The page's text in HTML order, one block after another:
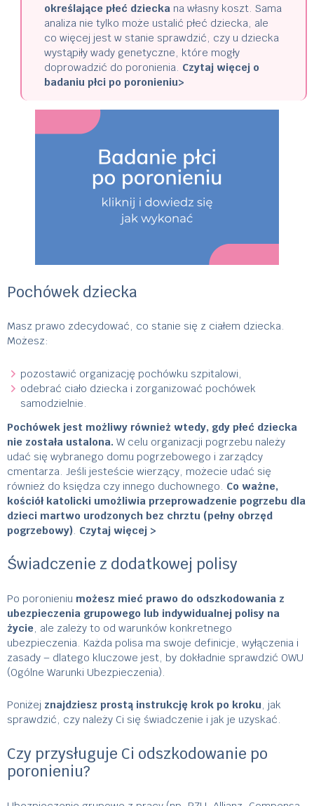
określające płeć dzieckana własny koszt. Sama
analiza nie tylko może ustalić płeć dziecka, ale
co więcej jest w stanie sprawdzić, czy u dziecka
wystąpiły wady genetyczne, które mogły
doprowadzić do poronienia. Czytaj więcej o
badaniu płci po poronieniu>
Pochówek dziecka
Masz prawo zdecydować, co stanie się z ciałem dziecka.
Możesz:
pozostawić organizację pochówku szpitalowi,
odebrać ciało dziecka i zorganizować pochówek
samodzielnie.
Pochówek jest możliwy również wtedy, gdy płeć dziecka
nie została ustalona. W celu organizacji pogrzebu należy
udać się wybranego domu pogrzebowego i zarządcy
cmentarza. Jeśli jesteście wierzący, możecie udać się
również do księdza czy innego duchownego. Co ważne,
kościół katolicki umożliwia przeprowadzenie pogrzebu dla
dzieci martwo urodzonych bez chrztu (pełny obrzęd
pogrzebowy) Czytaj więcej >
Świadczenie z dodatkowej polisy
Po poronieniu możesz mieć prawo do odszkodowania z
ubezpieczenia grupowego lub indywidualnej polisy na
życie, ale zależy to od warunków konkretnego
ubezpieczenia. Każda polisa ma swoje definicje, wyłączenia i
zasady – dlatego kluczowe jest, by dokładnie sprawdzić OWU
(Ogólne Warunki Ubezpieczenia).
Poniżej znajdziesz prostą instrukcję krok po kroku, jak
sprawdzić, czy należy Ci się świadczenie i jak je uzyskać.
Czy przysługuje Ci odszkodowanie po
poronieniu?